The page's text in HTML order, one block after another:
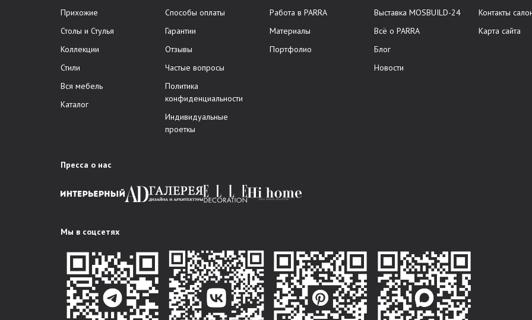
Прихожие
Столы и Стулья
Коллекции
Стили
Вся мебель
Каталог
Способы оплаты
Гарантии
Отзывы
Частые вопросы
Политика
конфиденциальности
Индивидуальные
проеткы
Работа в PARRA
Материалы
Портфолио
Выставка MOSBUILD-24
Всё о PARRA
Блог
Новости
Контакты
Карта сайта
Пресса о нас
Мы в соцсетях